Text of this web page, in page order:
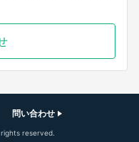
reserved.
問い合わせ